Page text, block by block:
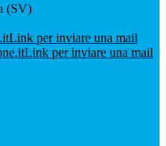
(SV)
Link per inviare una mail
Link per inviare una mail